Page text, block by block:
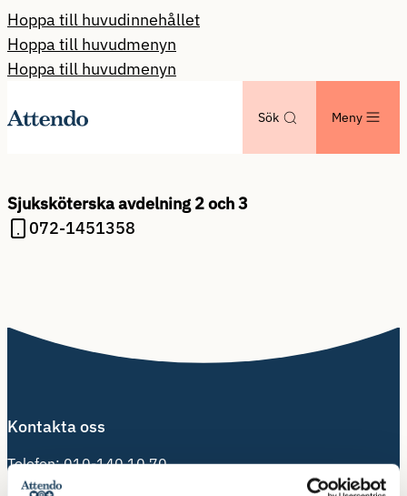
Hoppa till huvudinnehållet
Hoppa till huvudmenyn
Hoppa till huvudmenyn
Sök Meny
Sjuksköterska avdelning 2 och 3
072-1451358
Kontakta oss
Telefon:010-140 10 70